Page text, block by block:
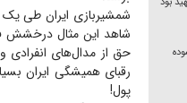
شمشیربازی ایران طی
شاهد این مثال درخشش
حق از مدال‌های انفرادی
رقبای همیشگی ایران
پول!